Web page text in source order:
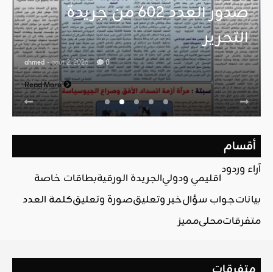
صدور العدد 602 من جريدة
التحرير
ahmed - août 2, 2026 0
Read More
أقسام
آراء وردود
اقليمي ودوليالجريدة الورقيةبطاقات خاصة
بياناتجواب سؤالخبر وتعليقصورة وتعليقكلمة العدد
متفرقاتمحليمميز